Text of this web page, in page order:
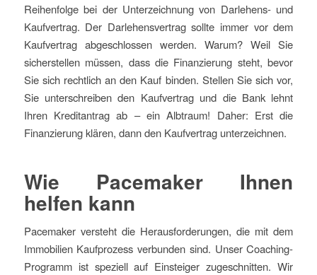
Reihenfolge bei der Unterzeichnung von Darlehens- und
Kaufvertrag. Der Darlehensvertrag sollte immer vor dem
Kaufvertrag abgeschlossen werden. Warum? Weil Sie
sicherstellen müssen, dass die Finanzierung steht, bevor
Sie sich rechtlich an den Kauf binden. Stellen Sie sich vor,
Sie unterschreiben den Kaufvertrag und die Bank lehnt
Ihren Kreditantrag ab – ein Albtraum! Daher: Erst die
Finanzierung klären, dann den Kaufvertrag unterzeichnen.
Wie Pacemaker Ihnen
helfen kann
Pacemaker versteht die Herausforderungen, die mit dem
Immobilien Kaufprozess verbunden sind. Unser Coaching-
Programm ist speziell auf Einsteiger zugeschnitten. Wir